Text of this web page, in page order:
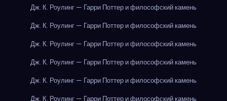
Дж. К. Роулинг — Гарри Поттер и философский камень
Дж. К. Роулинг — Гарри Поттер и философский камень
Дж. К. Роулинг — Гарри Поттер и философский камень
Дж. К. Роулинг — Гарри Поттер и философский камень
Дж. К. Роулинг — Гарри Поттер и философский камень
Дж. К. Роулинг — Гарри Поттер и философский камень